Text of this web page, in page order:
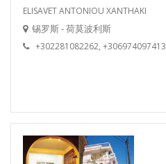
ELISAVET ANTONIOU XANTHAKI
锡罗斯 - 荷莫波利斯
+302281082262, +306974097413